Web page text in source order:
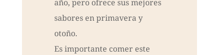
año, pero ofrece sus mejores
sabores en primavera y
otoño.
Es importante comer este